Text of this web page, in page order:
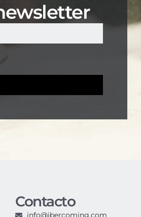
Contacto
info@ibercoming.com